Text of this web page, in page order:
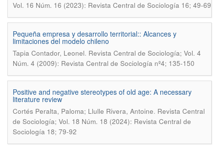
Vol. 16 Núm. 16 (2023): Revista Central de Sociología 16; 49-69
Pequeña empresa y desarrollo territorial:: Alcances y
limitaciones del modelo chileno
Tapia Contador, Leonel. Revista Central de Sociología; Vol. 4
Núm. 4 (2009): Revista Central de Sociología nº4; 135-150
Positive and negative stereotypes of old age: A necessary
literature review
Cortés Peralta, Paloma; Llulle Rivera, Antoine. Revista Central
de Sociología; Vol. 18 Núm. 18 (2024): Revista Central de
Sociología 18; 79-92